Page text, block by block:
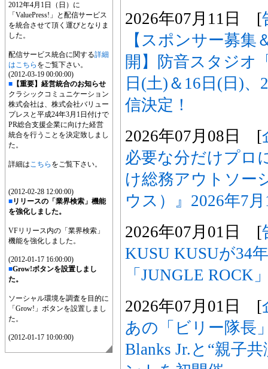
2012年4月1日（日）に
「ValuePress!」と配信サービス
を統合させて頂く運びとなりま
した。
配信サービス統合に関する詳細
はこちら をご覧下さい。
(2012-03-19 00:00:00)
■ 【重要】経営統合のお知らせ
クラシックコミュニケーション
株式会社は、株式会社バリュー
プレスと平成24年3月1日付けで
PR総合支援企業に向けた経営
統合を行うことを決定致しまし
た。
詳細はこちら をご覧下さい。
(2012-02-28 12:00:00)
■リリースの「業界検索」機能
を強化しました。
VFリリース内の「業界検索」
機能を強化しました。
(2012-01-17 16:00:00)
■Grow!ボタンを設置しまし
た。
ソーシャル環境を調査を目的に
「Grow!」ボタンを設置しまし
た。
(2012-01-17 10:00:00)
2026年07月11日 [
【スポンサー募集
開】防音スタジオ
日(土)＆16日(日)
信決定！
2026年07月08日 [
必要な分だけプロ
け総務アウトソー
ウス）』2026年7
2026年07月01日 [
KUSU KUSUが34
「JUNGLE ROCK
2026年07月01日 [
あの「ビリー隊長
Blanks Jr.と“親子